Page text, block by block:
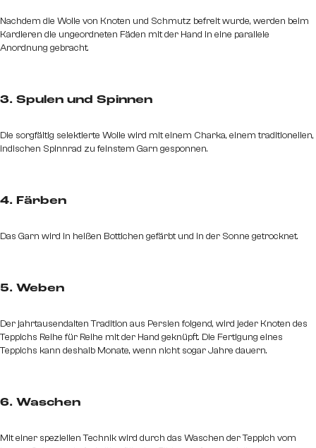
Nachdem die Wolle von Knoten und Schmutz befreit wurde, werden beim
Kardieren die ungeordneten Fäden mit der Hand in eine parallele
Anordnung gebracht.
3. Spulen und Spinnen
Die sorgfältig selektierte Wolle wird mit einem Charka, einem traditionellen,
indischen Spinnrad zu feinstem Garn gesponnen.
4. Färben
Das Garn wird in heißen Bottichen gefärbt und in der Sonne getrocknet.
5. Weben
Der jahrtausendalten Tradition aus Persien folgend, wird jeder Knoten des
Teppichs Reihe für Reihe mit der Hand geknüpft. Die Fertigung eines
Teppichs kann deshalb Monate, wenn nicht sogar Jahre dauern.
6. Waschen
Mit einer speziellen Technik wird durch das Waschen der Teppich vom